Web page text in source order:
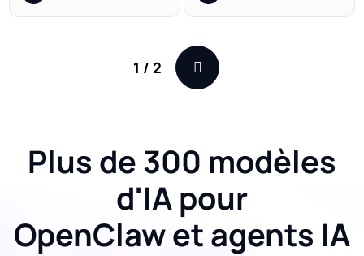
1 / 2
Plus de 300 modèles
d'IA pour
OpenClaw et agents IA